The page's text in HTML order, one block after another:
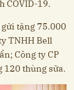
COVID-19.
gửi tặng 75.000
TNHH Bell
Công ty CP
120 thùng sữa.